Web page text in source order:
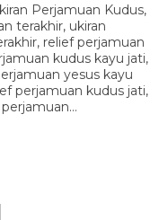
Perjamuan Kudus,
terakhir, ukiran
relief perjamuan
kudus kayu jati,
yesus kayu
perjamuan kudus jati,